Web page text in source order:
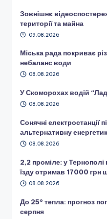
Зовнішнє
території та майна
09.08.2026
Міська рада покриває
небаланс води
08.08.2026
У Скоморохах водій
08.08.2026
Сонячні електростанції
альтернативну
08.08.2026
2,2 проміле: у Тернополі
їзду отримав 17000 грн
08.08.2026
До 25° тепла: прогноз
серпня